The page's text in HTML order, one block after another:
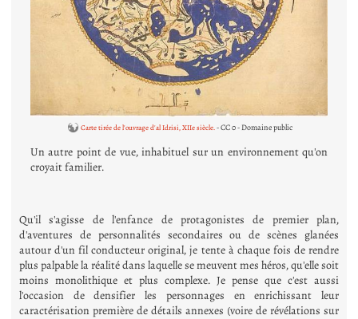
Carte tirée de l'ouvrage d'al Idrisi, XIIe siècle.- CC 0 - Domaine public
Un autre point de vue, inhabituel sur un environnement qu'on
croyait familier.
Qu'il s'agisse de l'enfance de protagonistes de premier plan,
d'aventures de personnalités secondaires ou de scènes glanées
autour d'un fil conducteur original, je tente à chaque fois de rendre
plus palpable la réalité dans laquelle se meuvent mes héros, qu'elle soit
moins monolithique et plus complexe. Je pense que c'est aussi
l'occasion de densifier les personnages en enrichissant leur
caractérisation première de détails annexes (voire de révélations sur